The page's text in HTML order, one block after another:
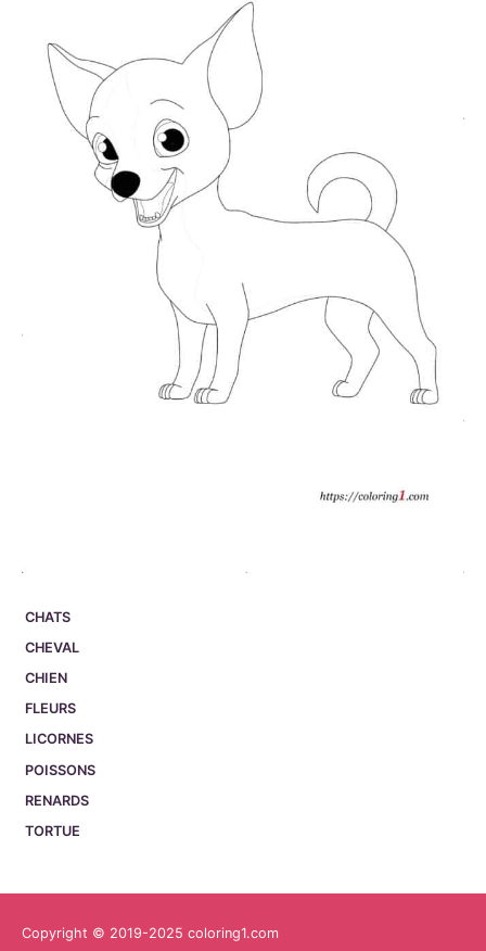
CHATS
CHEVAL
CHIEN
FLEURS
LICORNES
POISSONS
RENARDS
TORTUE
Copyright © 2019-2025 coloring1.com